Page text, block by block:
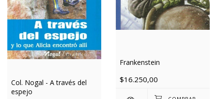
Col. Nogal - A través del
espejo
Frankenstein
$16.250,00